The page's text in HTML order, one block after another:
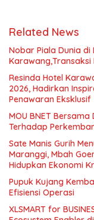
Related News
Nobar Piala Dunia
Karawang,Transaksi
Resinda Hotel
2026, Hadirkan
Penawaran Eksklusif
MOU BNET
Terhadap
Sate Manis Gurih
Maranggi, Mbah
Hidupkan Ekonomi
Pupuk Kujang
Efisiensi Operasi
XLSMART for